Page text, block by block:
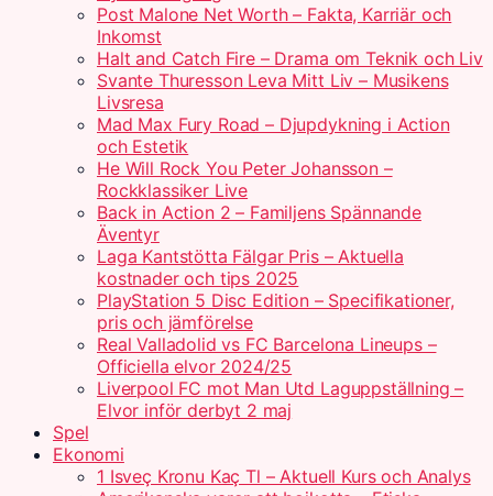
Post Malone Net Worth – Fakta, Karriär och
Inkomst
Halt and Catch Fire – Drama om Teknik och Liv
Svante Thuresson Leva Mitt Liv – Musikens
Livsresa
Mad Max Fury Road – Djupdykning i Action
och Estetik
He Will Rock You Peter Johansson –
Rockklassiker Live
Back in Action 2 – Familjens Spännande
Äventyr
Laga Kantstötta Fälgar Pris – Aktuella
kostnader och tips 2025
PlayStation 5 Disc Edition – Specifikationer,
pris och jämförelse
Real Valladolid vs FC Barcelona Lineups –
Officiella elvor 2024/25
Liverpool FC mot Man Utd Laguppställning –
Elvor inför derbyt 2 maj
Spel
Ekonomi
1 Isveç Kronu Kaç Tl – Aktuell Kurs och Analys